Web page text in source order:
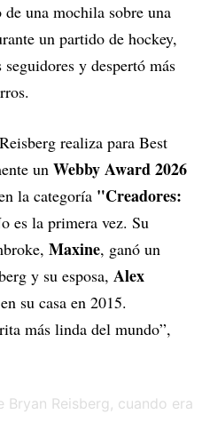
una mochila sobre una
un partido de hockey,
seguidores y despertó más
realiza para Best
un Webby Award 2026
la categoría "Creadores:
es la primera vez. Su
Maxine, ganó un
y su esposa, Alex
su casa en 2015.
más linda del mundo”,